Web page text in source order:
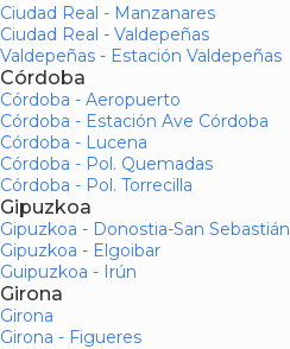
Ciudad Real - Manzanares
Ciudad Real - Valdepeñas
Valdepeñas - Estación Valdepeñas
Córdoba
Córdoba - Aeropuerto
Córdoba - Estación Ave Córdoba
Córdoba - Lucena
Córdoba - Pol. Quemadas
Córdoba - Pol. Torrecilla
Gipuzkoa
Gipuzkoa - Donostia-San Sebastián
Gipuzkoa - Elgoibar
Guipuzkoa - Irún
Girona
Girona
Girona - Figueres